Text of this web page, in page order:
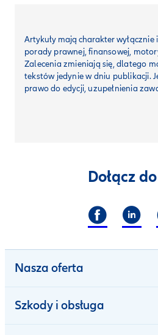
Artykuły mają charakter
porady prawnej, finansowej,
Zalecenia zmieniają się, dlatego
tekstów jedynie w dniu publikacji.
prawo do edycji, uzupełnienia
Dołącz
Nasza oferta
Szkody i obsługa